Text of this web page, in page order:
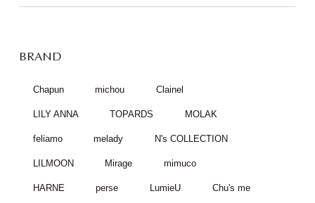
BRAND
Chapun michou Clainel
LILY ANNA TOPARDS MOLAK
feliamo melady N's COLLECTION
LILMOON Mirage mimuco
HARNE perse LumieU Chu's me